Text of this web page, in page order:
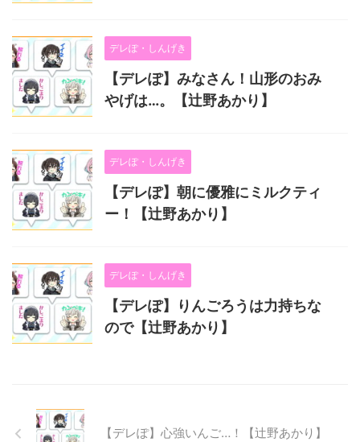
デレぽ・しんげき
【デレぽ】みなさん！山形のおみ
やげは…。【辻野あかり】
デレぽ・しんげき
【デレぽ】朝に優雅にミルクティ
ー！【辻野あかり】
デレぽ・しんげき
【デレぽ】りんごろうは力持ちな
ので【辻野あかり】
【デレぽ】心強いんご…！【辻野あかり】